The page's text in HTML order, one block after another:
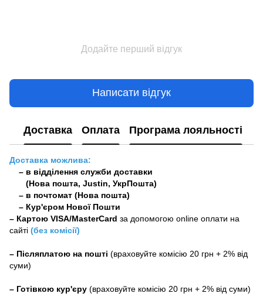
Додайте перший відгук
Написати відгук
Доставка Оплата Програма лояльності
Доставка можлива:
– в відділення служби доставки
(Нова пошта, Justin, УкрПошта)
– в почтомат (Нова пошта)
– Кур'єром Нової Пошти
– Картою VISA/MasterCard за допомогою online оплати на
сайті (без комісії)
– Післяплатою на пошті (враховуйте комісію 20 грн + 2% від
суми)
– Готівкою кур'єру (враховуйте комісію 20 грн + 2% від суми)